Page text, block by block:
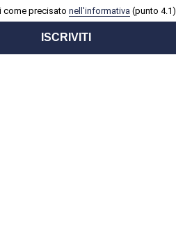
come precisato nell'informativa (punto 4.1).
ISCRIVITI